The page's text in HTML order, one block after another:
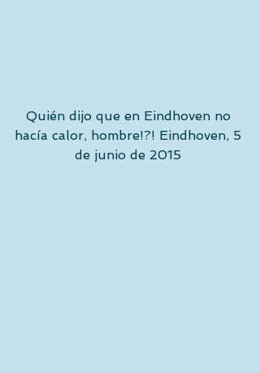
Quién dijo que en Eindhoven no
hacía calor, hombre!?! Eindhoven, 5
de junio de 2015